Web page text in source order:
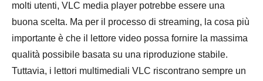
molti utenti, VLC media player potrebbe essere una
buona scelta. Ma per il processo di streaming, la cosa più
importante è che il lettore video possa fornire la massima
qualità possibile basata su una riproduzione stabile.
Tuttavia, i lettori multimediali VLC riscontrano sempre un